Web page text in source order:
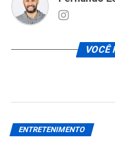
VOCÊ
ENTRETENIMENTO